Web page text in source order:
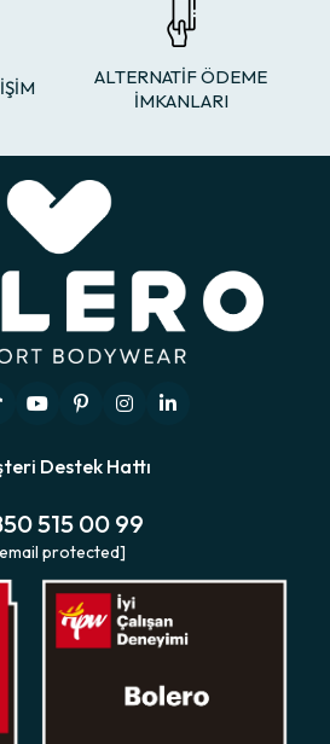
ALTERNATİF ÖDEME
İMKANLARI
Destek Hattı
515 00 99
protected]